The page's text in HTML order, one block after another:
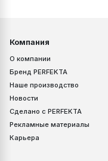
Компания
О компании
Бренд PERFEKTA
Наше производство
Новости
Сделано с PERFEKTA
Рекламные материалы
Карьера